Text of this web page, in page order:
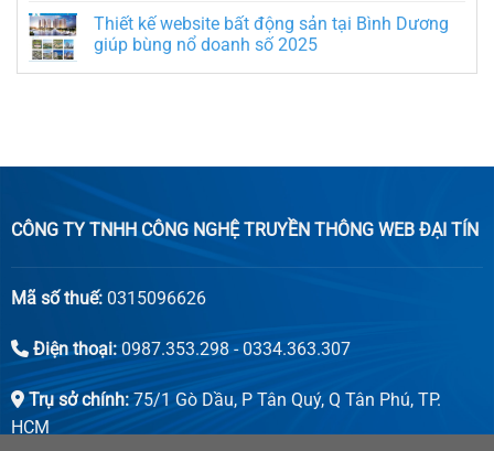
Thiết kế website bất động sản tại Bình Dương
giúp bùng nổ doanh số 2025
CÔNG TY TNHH CÔNG NGHỆ TRUYỀN THÔNG WEB ĐẠI TÍN
Mã số thuế:0315096626
Điện thoại:0987.353.298 - 0334.363.307
Trụ sở chính:75/1 Gò Dầu, P Tân Quý, Q Tân Phú, TP.
HCM